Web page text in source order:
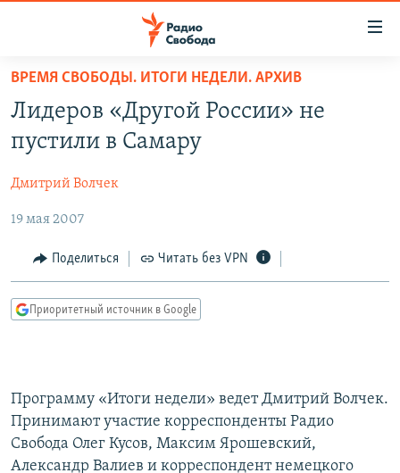
упрощенного
доступа
основному
Вернутся
главной
навигации
Вернутся
ПОДКАСТЫ
АВТОРСКИЕ ПРОЕКТЫ
ЦИТАТЫ СВОБОДЫ
МНЕНИЯ
КУЛЬТУРА
IDEL.РЕАЛИИ
КАВКАЗ.РЕАЛИИ
РАСПИСАНИЕ ВЕЩАНИЯ
ПОДПИШИТЕСЬ НА РАССЫЛКУ
ВРЕМЯ СВОБОДЫ. ИТОГИ НЕДЕЛИ. АРХИВ
Лидеров «Другой России» не
пустили в Самару
Дмитрий Волчек
19 мая 2007
Поделиться Читать без VPN
Приоритетный источник в Google
Программу «Итоги недели» ведет Дмитрий Волчек.
Принимают участие корреспонденты Радио
Свобода Олег Кусов, Максим Ярошевский,
Александр Валиев и корреспондент немецкого